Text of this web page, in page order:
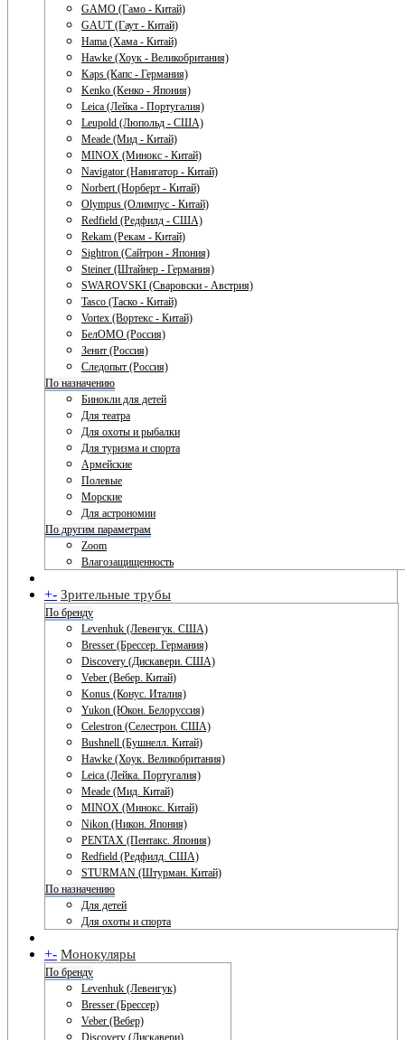
GAMO (Гамо - Китай)
GAUT (Гаут - Китай)
Hama (Хама - Китай)
Hawke (Хоук - Великобритания)
Kaps (Капс - Германия)
Kenko (Кенко - Япония)
Leica (Лейка - Португалия)
Leupold (Люпольд - США)
Meade (Мид - Китай)
MINOX (Минокс - Китай)
Navigator (Навигатор - Китай)
Norbert (Норберт - Китай)
Olympus (Олимпус - Китай)
Redfield (Редфилд - США)
Rekam (Рекам - Китай)
Sightron (Сайтрон - Япония)
Steiner (Штайнер - Германия)
SWAROVSKI (Сваровски - Австрия)
Tasco (Таско - Китай)
Vortex (Вортекс - Китай)
БелОМО (Россия)
Зенит (Россия)
Следопыт (Россия)
По назначению
Бинокли для детей
Для театра
Для охоты и рыбалки
Для туризма и спорта
Армейские
Полевые
Морские
Для астрономии
По другим параметрам
Zoom
Влагозащищенность
+- Зрительные трубы
По бренду
Levenhuk (Левенгук. США)
Bresser (Брессер. Германия)
Discovery (Дискавери. США)
Veber (Вебер. Китай)
Konus (Конус. Италия)
Yukon (Юкон. Белоруссия)
Celestron (Селестрон. США)
Bushnell (Бушнелл. Китай)
Hawke (Хоук. Великобритания)
Leica (Лейка. Португалия)
Meade (Мид. Китай)
MINOX (Минокс. Китай)
Nikon (Никон. Япония)
PENTAX (Пентакс. Япония)
Redfield (Редфилд. США)
STURMAN (Штурман. Китай)
По назначению
Для детей
Для охоты и спорта
+- Монокуляры
По бренду
Levenhuk (Левенгук)
Bresser (Брессер)
Veber (Вебер)
Discovery (Дискавери)